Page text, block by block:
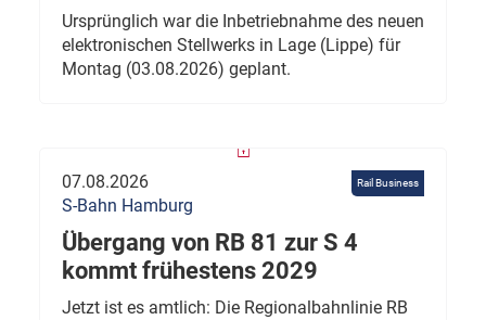
Ursprünglich war die Inbetriebnahme des neuen
elektronischen Stellwerks in Lage (Lippe) für
Montag (03.08.2026) geplant.
Rail Business
07.08.2026
S-Bahn Hamburg
Übergang von RB 81 zur S 4
kommt frühestens 2029
Jetzt ist es amtlich: Die Regionalbahnlinie RB